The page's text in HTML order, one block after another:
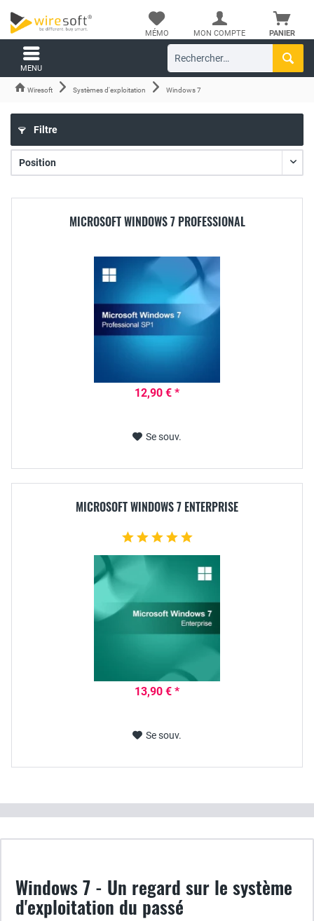
PANIER
MÉMO MON COMPTE
MENU
Wiresoft Systèmes d'exploitation Windows 7
Filtre
MICROSOFT WINDOWS 7 PROFESSIONAL
12,90 € *
Se souv.
MICROSOFT WINDOWS 7 ENTERPRISE
13,90 € *
Se souv.
Windows 7 - Un regard sur le système
d'exploitation du passé